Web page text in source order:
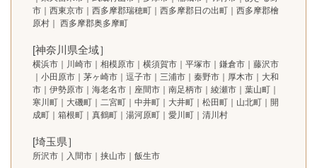
市｜西東京市｜西多摩郡瑞穂町｜西多摩郡日の出町｜西多摩郡檜
原村｜ 西多摩郡奥多摩町
[神奈川県全域］
横浜市｜川崎市｜相模原市｜横須賀市｜平塚市｜鎌倉市｜藤沢市
｜小田原市｜茅ヶ崎市｜逗子市｜三浦市｜秦野市｜厚木市｜大和
市｜伊勢原市｜海老名市｜座間市｜南足柄市｜綾瀬市｜葉山町｜
寒川町｜大磯町｜二宮町｜中井町｜大井町｜松田町｜山北町｜開
成町｜箱根町｜真鶴町｜湯河原町｜愛川町｜清川村
[埼玉県］
所沢市｜入間市｜挟山市｜飯生市